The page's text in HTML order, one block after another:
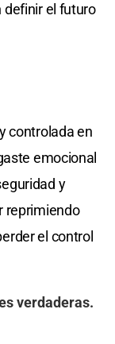
definir el futuro
controlada en
emocional
y
reprimiendo
el control
verdaderas.